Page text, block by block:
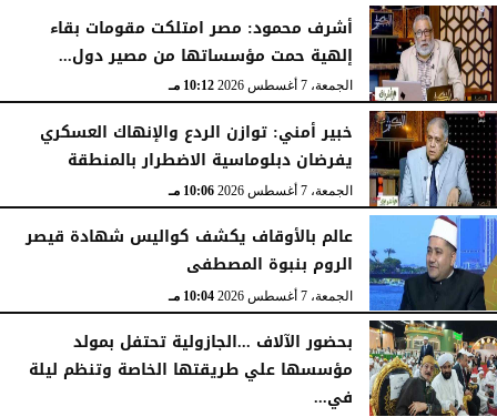
الجمعة، 7 أغسطس 2026 10:15 مـ
أشرف محمود: مصر امتلكت مقومات بقاء
إلهية حمت مؤسساتها من مصير دول...
الجمعة، 7 أغسطس 2026 10:12 مـ
خبير أمني: توازن الردع والإنهاك العسكري
يفرضان دبلوماسية الاضطرار بالمنطقة
الجمعة، 7 أغسطس 2026 10:06 مـ
عالم بالأوقاف يكشف كواليس شهادة قيصر
الروم بنبوة المصطفى
الجمعة، 7 أغسطس 2026 10:04 مـ
بحضور الآلاف ...الجازولية تحتفل بمولد
مؤسسها علي طريقتها الخاصة وتنظم ليلة
في...